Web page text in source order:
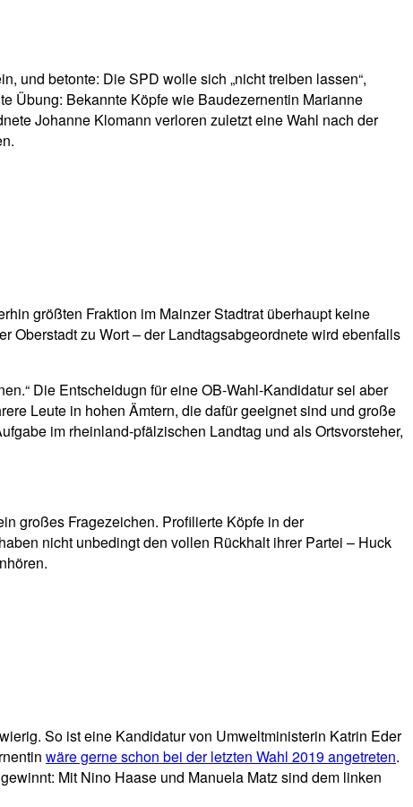
und betonte: Die SPD wolle sich „nicht treiben lassen“,
Übung: Bekannte Köpfe wie Baudezernentin Marianne
Johanne Klomann verloren zuletzt eine Wahl nach der
größten Fraktion im Mainzer Stadtrat überhaupt keine
Oberstadt zu Wort – der Landtagsabgeordnete wird ebenfalls
Die Entscheidugn für eine OB-Wahl-Kandidatur sei aber
Leute in hohen Ämtern, die dafür geeignet sind und große
im rheinland-pfälzischen Landtag und als Ortsvorsteher,
großes Fragezeichen. Profilierte Köpfe in der
nicht unbedingt den vollen Rückhalt ihrer Partei – Huck
So ist eine Kandidatur von Umweltministerin Katrin Eder
wäre gerne schon bei der letzten Wahl 2019 angetreten.
Mit Nino Haase und Manuela Matz sind dem linken